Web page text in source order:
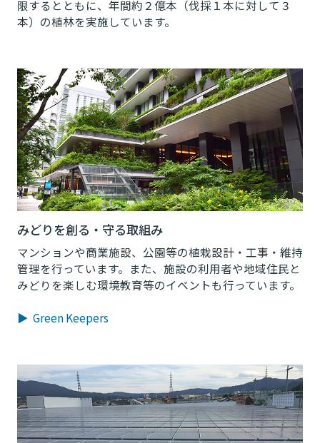
限するとともに、年間約２億本（伐採１本に対して３
本）の植林を実施しています。
みどりを創る・守る取組み
マンションや商業施設、公園等の植栽設計・工事・維持
管理を行っています。また、施設の利用者や地域住民と
みどりを楽しむ環境教育等のイベントも行っています。
▶ Green Keepers